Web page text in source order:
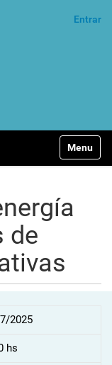
Entrar
Toggle
de
2025
hs